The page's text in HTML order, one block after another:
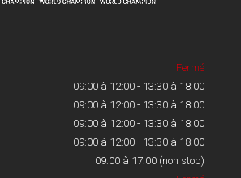
Fermé
09:00 à 12:00 - 13:30 à 18:00
09:00 à 12:00 - 13:30 à 18:00
09:00 à 12:00 - 13:30 à 18:00
09:00 à 12:00 - 13:30 à 18:00
09:00 à 17:00 (non stop)